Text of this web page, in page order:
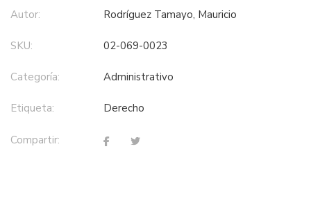
Autor: Rodríguez Tamayo, Mauricio
SKU: 02-069-0023
Categoría: administrativo
Etiqueta: derecho
Compartir: